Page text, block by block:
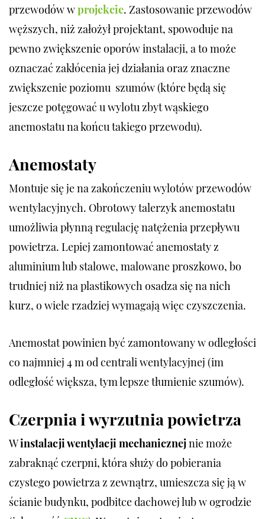
przewodów wprojekcie. Zastosowanie przewodów
węższych, niż założył projektant, spowoduje na
pewno zwiększenie oporów instalacji, a to może
oznaczać zakłócenia jej działania oraz znaczne
zwiększenie poziomu szumów (które będą się
jeszcze potęgować u wylotu zbyt wąskiego
anemostatu na końcu takiego przewodu).
Anemostaty
Montuje się je na zakończeniu wylotów przewodów
wentylacyjnych. Obrotowy talerzyk anemostatu
umożliwia płynną regulację natężenia przepływu
powietrza. Lepiej zamontować anemostaty z
aluminium lub stalowe, malowane proszkowo, bo
trudniej niż na plastikowych osadza się na nich
kurz, o wiele rzadziej wymagają więc czyszczenia.
Anemostat powinien być zamontowany w odległości
co najmniej 4 m od centrali wentylacyjnej (im
odległość większa, tym lepsze tłumienie szumów).
Czerpnia i wyrzutnia powietrza
Winstalacji wentylacji mechanicznejnie może
zabraknąć czerpni, która służy do pobierania
czystego powietrza z zewnątrz, umieszcza się ją w
ścianie budynku, podbitce dachowej lub w ogrodzie